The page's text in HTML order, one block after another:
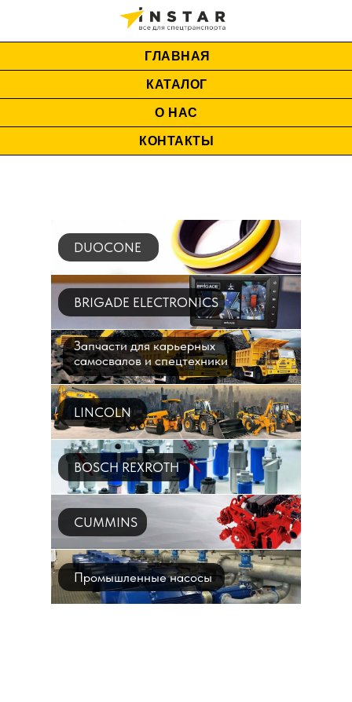
ГЛАВНАЯ
КАТАЛОГ
О НАС
КОНТАКТЫ
DUOCONE
BRIGADE ELECTRONICS
Запчасти для карьерных
самосвалов и спецтехники
LINCOLN
BOSCH REXROTH
CUMMINS
Промышленные насосы